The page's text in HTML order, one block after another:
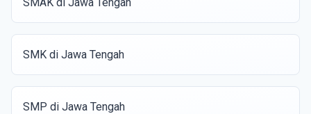
SMK di Jawa Tengah
SMP di Jawa Tengah